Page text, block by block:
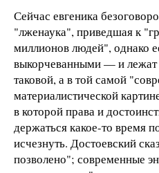
Сейчас евгеника
"лженаука", приведшая к
миллионов людей", однако
выкорчеванными — и лежат
таковой, а в той самой
материалистической
в которой права и
держаться какое-то время
исчезнуть. Достоевский
позволено"; современные